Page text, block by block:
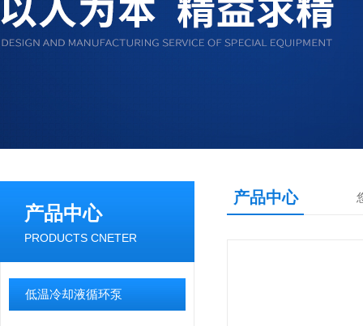
产品中心
PRODUCTS CNETER
低温冷却液循环泵
产品中心